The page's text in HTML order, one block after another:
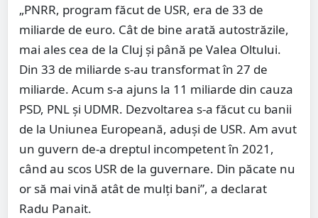
„PNRR, program făcut de USR, era de 33 de
miliarde de euro. Cât de bine arată autostrăzile,
mai ales cea de la Cluj și până pe Valea Oltului.
Din 33 de miliarde s-au transformat în 27 de
miliarde. Acum s-a ajuns la 11 miliarde din cauza
PSD, PNL și UDMR. Dezvoltarea s-a făcut cu banii
de la Uniunea Europeană, aduși de USR. Am avut
un guvern de-a dreptul incompetent în 2021,
când au scos USR de la guvernare. Din păcate nu
or să mai vină atât de mulți bani”, a declarat
Radu Panait.